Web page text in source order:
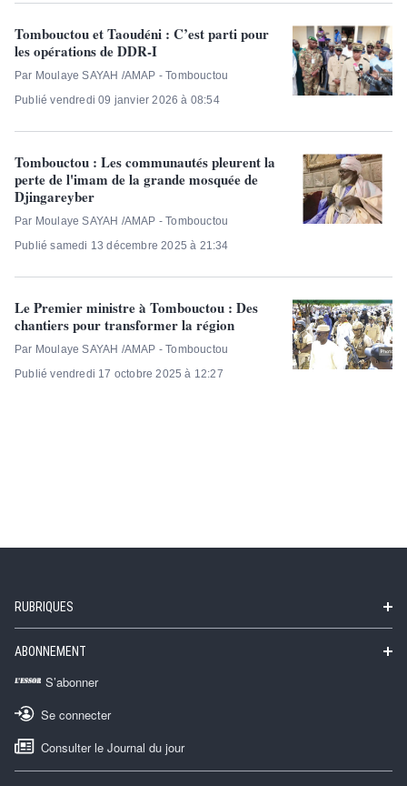
Tombouctou et Taoudéni : C’est parti pour
les opérations de DDR-I
Par Moulaye SAYAH /AMAP - Tombouctou
Publié vendredi 09 janvier 2026 à 08:54
Tombouctou : Les communautés pleurent la
perte de l'imam de la grande mosquée de
Djingareyber
Par Moulaye SAYAH /AMAP - Tombouctou
Publié samedi 13 décembre 2025 à 21:34
Le Premier ministre à Tombouctou : Des
chantiers pour transformer la région
Par Moulaye SAYAH /AMAP - Tombouctou
Publié vendredi 17 octobre 2025 à 12:27
RUBRIQUES
ABONNEMENT
S’abonner
Se connecter
Consulter le Journal du jour